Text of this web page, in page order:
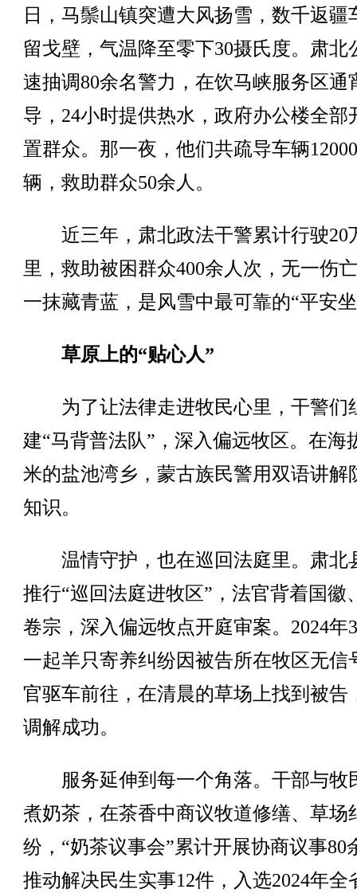
日，马鬃山镇突遭大风扬雪，数千返疆
留戈壁，气温降至零下30摄氏度。肃北
速抽调80余名警力，在饮马峡服务区通
导，24小时提供热水，政府办公楼全部
置群众。那一夜，他们共疏导车辆
辆，救助群众50余人。
近三年，肃北政法干警累计行驶20
里，救助被困群众400余人次，无一伤
一抹藏青蓝，是风雪中最可靠的“平安
草原上的“贴心人”
为了让法律走进牧民心里，干警们
建“马背普法队”，深入偏远牧区。在海
米的盐池湾乡，蒙古族民警用双语讲解
知识。
温情守护，也在巡回法庭里。肃北
推行“巡回法庭进牧区”，法官背着国徽
卷宗，深入偏远牧点开庭审案。2024年
一起羊只寄养纠纷因被告所在牧区无信
官驱车前往，在清晨的草场上找到被告
调解成功。
服务延伸到每一个角落。干部与牧
煮奶茶，在茶香中商议牧道修缮、草场
纷，“奶茶议事会”累计开展协商议事80
推动解决民生实事12件，入选2024年全